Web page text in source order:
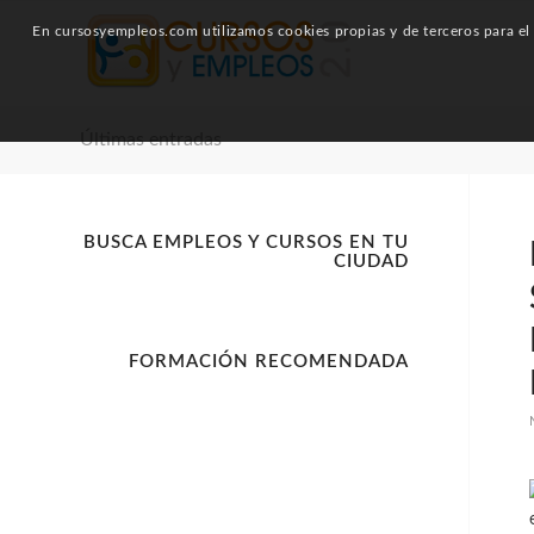
Últimas entradas
BUSCA EMPLEOS Y CURSOS EN TU
CIUDAD
FORMACIÓN RECOMENDADA
En cursosyempleos.com utilizamos cookies propias y de terceros para